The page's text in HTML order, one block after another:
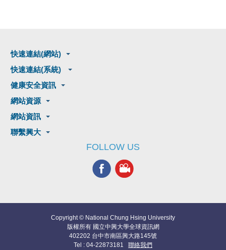
快速連結(網站)
快速連結(系統)
健康安全資訊
網站資源
網站資訊
聯繫興大
FOLLOW US
Copyright © National Chung Hsing University
版權所有 國立中興大學全球資訊網
402202 台中市南區興大路145號
Tel : 04-22873181 聯絡我們